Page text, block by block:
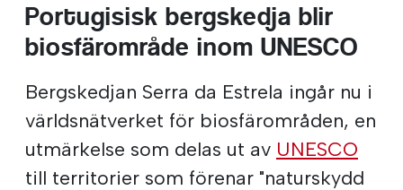
Portugisisk bergskedja blir
biosfärområde inom UNESCO
Bergskedjan Serra da Estrela ingår nu i
världsnätverket för biosfärområden, en
utmärkelse som delas ut av UNESCO
till territorier som förenar "naturskydd